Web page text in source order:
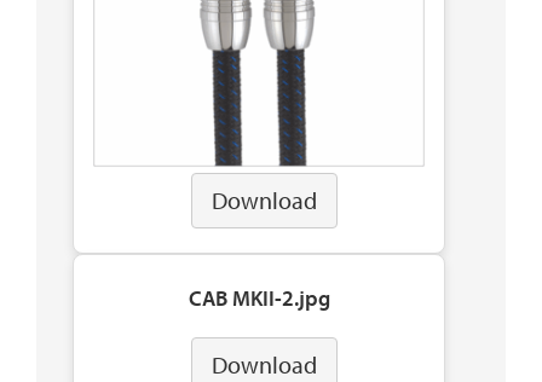
Download
CAB MKII-2.jpg
Download